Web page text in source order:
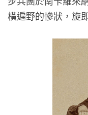
橫遍野的慘狀，旋